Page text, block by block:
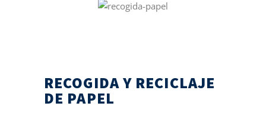
RECOGIDA Y RECICLAJE
DE PAPEL